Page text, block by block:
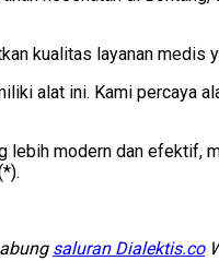
kualitas layanan medis
alat ini. Kami percaya
lebih modern dan efektif,
saluran Dialektis.co